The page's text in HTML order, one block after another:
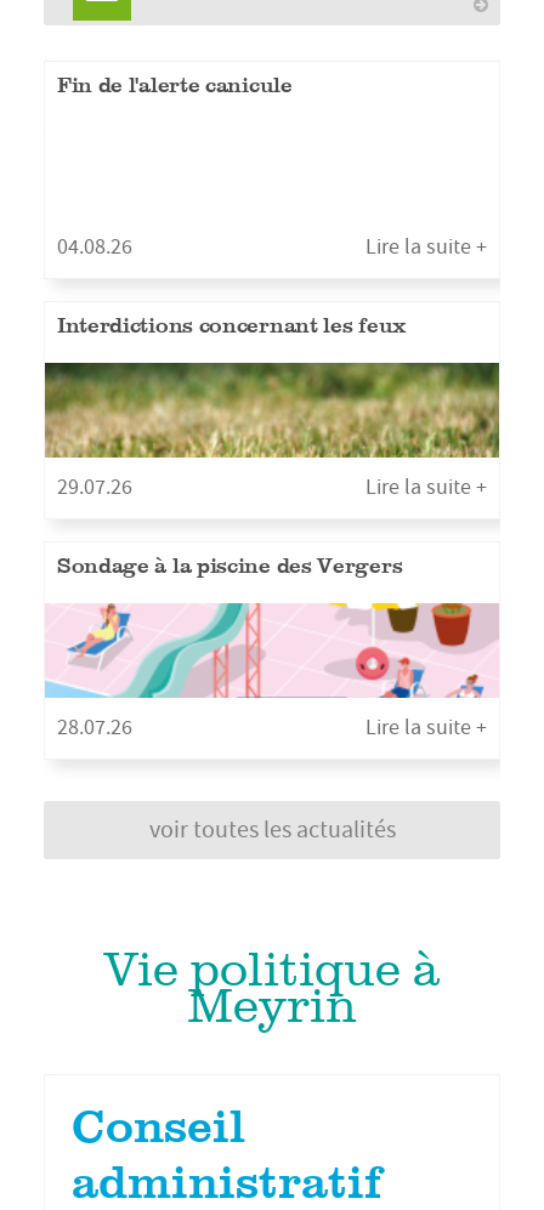
Fin de l'alerte canicule
04.08.26 Lire la suite +
Interdictions concernant les feux
Les feux d'artifice, feux en plein air, la vente de pièces d'artifices
et les barbecues sont actu Lire la suite
29.07.26 Lire la suite +
Sondage à la piscine des Vergers
Votre expérience nous intéresse ! Lire la suite
28.07.26 Lire la suite +
voir toutes les actualités
Vie politique à
Meyrin
Conseil
administratif